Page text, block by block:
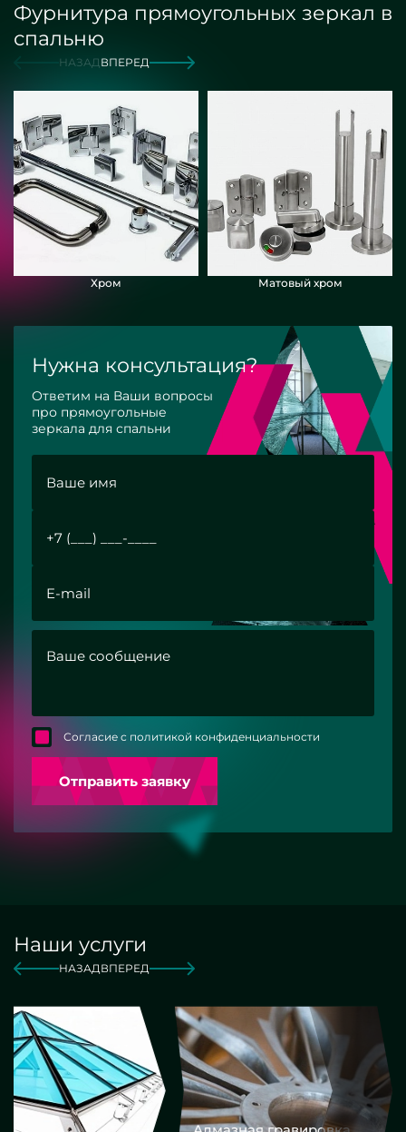
Фурнитура прямоугольных зеркал в
спальню
НАЗАДВПЕРЕД
Хром Матовый хром
Нужна консультация?
Ответим на Ваши вопросы
про прямоугольные
зеркала для спальни
Согласие с политикой конфиденциальности
Отправить заявку
Наши услуги
НАЗАДВПЕРЕД